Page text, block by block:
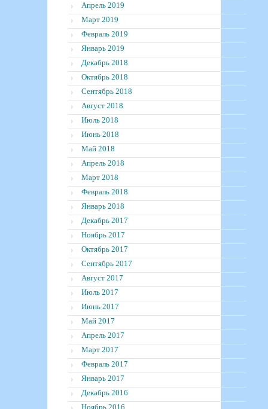
Апрель 2019
Март 2019
Февраль 2019
Январь 2019
Декабрь 2018
Октябрь 2018
Сентябрь 2018
Август 2018
Июль 2018
Июнь 2018
Май 2018
Апрель 2018
Март 2018
Февраль 2018
Январь 2018
Декабрь 2017
Ноябрь 2017
Октябрь 2017
Сентябрь 2017
Август 2017
Июль 2017
Июнь 2017
Май 2017
Апрель 2017
Март 2017
Февраль 2017
Январь 2017
Декабрь 2016
Ноябрь 2016